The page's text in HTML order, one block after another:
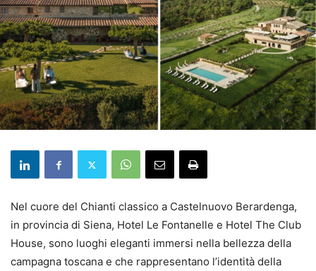
Nel cuore del Chianti classico a Castelnuovo Berardenga,
in provincia di Siena, Hotel Le Fontanelle e Hotel The Club
House, sono luoghi eleganti immersi nella bellezza della
campagna toscana e che rappresentano l’identità della